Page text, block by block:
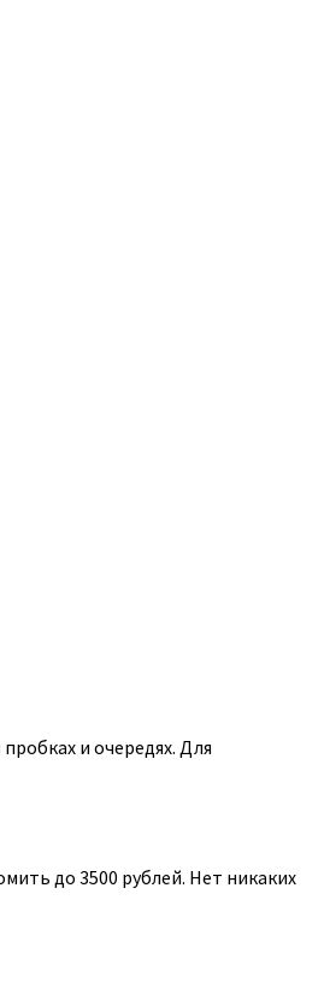
и очередях. Для
до 3500 рублей. Нет никаких